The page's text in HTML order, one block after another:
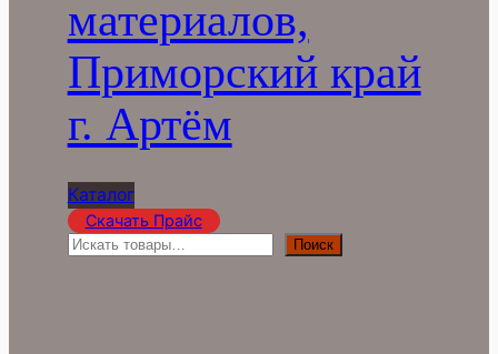
материалов,
Приморский край
г. Артём
Каталог
Скачать Прайс
П
Поиск